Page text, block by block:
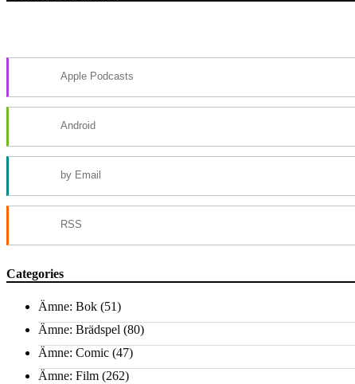
Apple Podcasts
Android
by Email
RSS
Categories
Ämne: Bok (51)
Ämne: Brädspel (80)
Ämne: Comic (47)
Ämne: Film (262)